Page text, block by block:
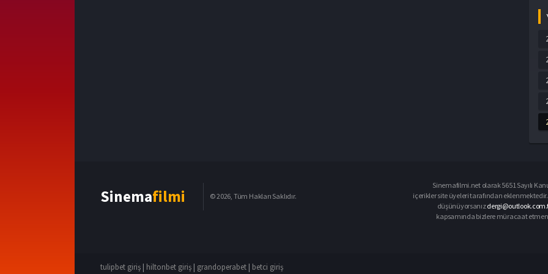
Sinemafilmi © 2026, Tüm Hakları Saklıdır.
Sinemafilmi.net olarak 5651 Sayılı
içerikler site üyeleri tarafından
düşünüyorsanız
kapsamında bizlere müracaat
tulipbet giriş | hiltonbet giriş | grandoperabet | betci giriş